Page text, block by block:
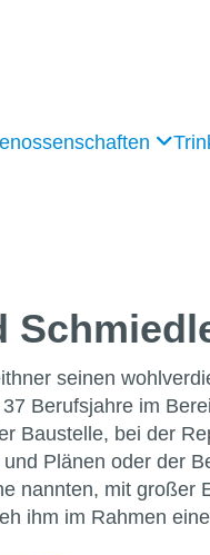
seinen
Berufsjahre im
Baustelle, bei der
Plänen oder der
nannten, mit großer
ihm im Rahmen